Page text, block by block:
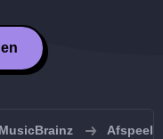
MusicBrainz